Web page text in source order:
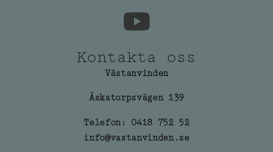
Kontakta oss
Västanvinden
Äskatorpsvägen 139
Telefon: 0418 752 52
info@vastanvinden.se